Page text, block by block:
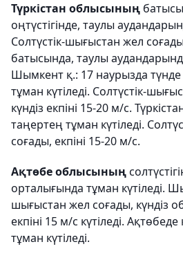
Түркістан облысының
оңтүстігінде, таулы
Солтүстік-шығыстан жел
батысында, таулы
Шымкент қ.: 17 наурызда
тұман күтіледі. Солтүстік-
күндіз екпіні 15-20 м/с.
таңертең тұман күтіледі.
соғады, екпіні 15-20 м/с.
Ақтөбе облысының
орталығында тұман күтіледі.
шығыстан жел соғады, күндіз
екпіні 15 м/с күтіледі.
тұман күтіледі.